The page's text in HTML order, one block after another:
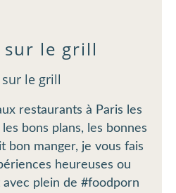
sur le grill
restaurants à Paris les
bons plans, les bonnes
bon manger, je vous fais
heureuses ou
avec plein de #foodporn